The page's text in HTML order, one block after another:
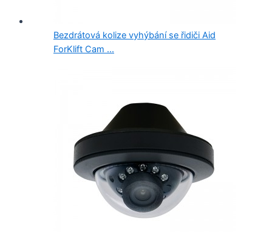
Bezdrátová kolize vyhýbání se řidiči Aid
ForKlift Cam ...